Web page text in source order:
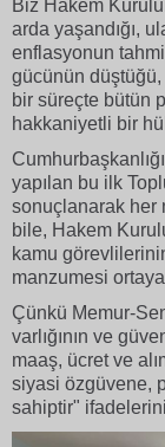
Biz Hakem
arda yaşandığı,
enflasyonun
gücünün düştüğü,
bir süreçte bütün
hakkaniyetli bir
yapılan bu ilk
sonuçlanarak her
bile, Hakem
kamu
manzumesi
Çünkü Memur-
varlığının ve
maaş, ücret ve
siyasi özgüvene,
sahiptir"